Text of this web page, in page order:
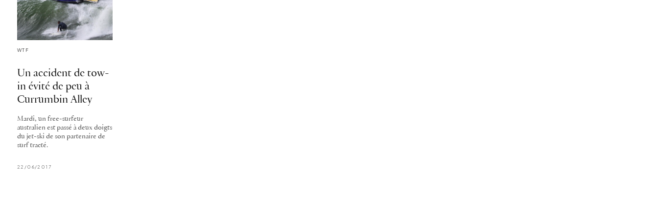
WTF
Un accident de tow-
in évité de peu à
Currumbin Alley
Mardi, un free-surfeur
australien est passé à deux doigts
du jet-ski de son partenaire de
surf tracté.
22/06/2017